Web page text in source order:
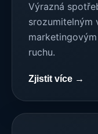
Výrazná
srozumitelným
ruchu.
Zjistit více →